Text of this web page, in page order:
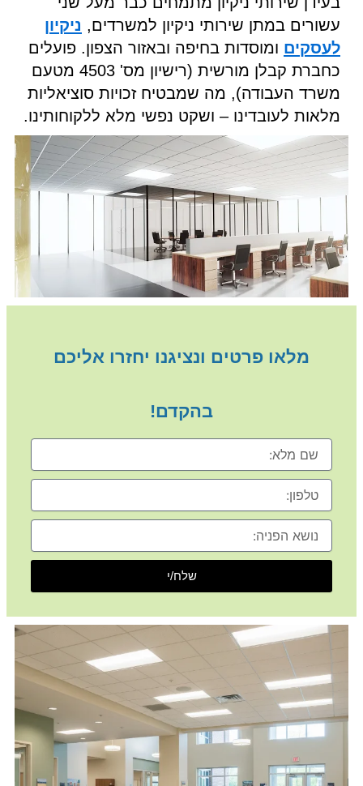
עשורים במתן שירותי ניקיון למשרדים, ניקיון
לעסקים ומוסדות בחיפה ובאזור הצפון. פועלים
כחברת קבלן מורשית (רישיון מס' 4503 מטעם
משרד העבודה), מה שמבטיח זכויות סוציאליות
מלאות לעובדינו – ושקט נפשי מלא ללקוחותינו.
מלאו פרטים ונציגנו יחזרו אליכם
בהקדם!
שם
מלא
טלפון
נושא
הפניה
שלח/י